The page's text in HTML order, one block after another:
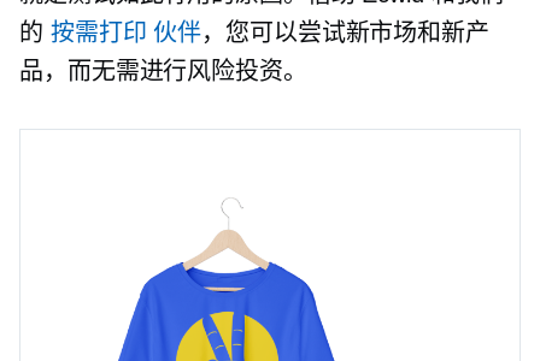
的 按需打印 伙伴，您可以尝试新市场和新产
品，而无需进行风险投资。